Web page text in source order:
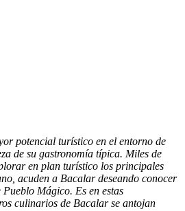
potencial turístico en el entorno de
de su gastronomía típica. Miles de
en plan turístico los principales
acuden a Bacalar deseando conocer
Pueblo Mágico. Es en estas
culinarios de Bacalar se antojan